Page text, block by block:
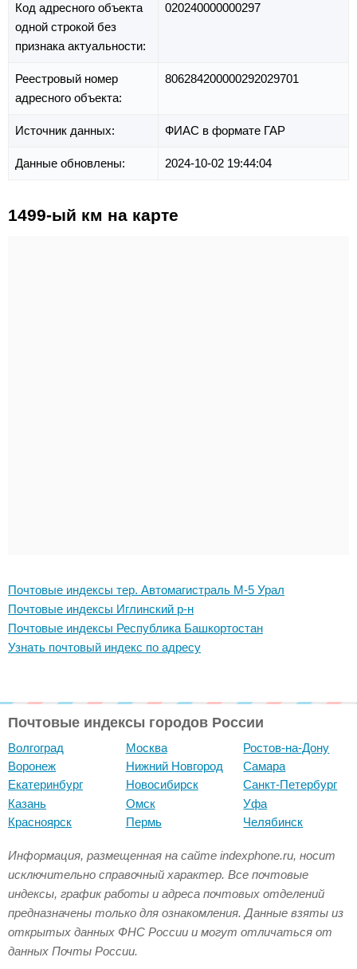
Код адресного объекта
одной строкой без
признака актуальности:
020240000000297
Реестровый номер
адресного объекта:
806284200000292029701
Источник данных: ФИАС в формате ГАР
Данные обновлены: 2024-10-02 19:44:04
1499-ый км на карте
Почтовые индексы тер. Автомагистраль М-5 Урал
Почтовые индексы Иглинский р-н
Почтовые индексы Республика Башкортостан
Узнать почтовый индекс по адресу
Почтовые индексы городов России
Волгоград
Воронеж
Екатеринбург
Казань
Красноярск
Москва
Нижний Новгород
Новосибирск
Омск
Пермь
Ростов-на-Дону
Самара
Санкт-Петербург
Уфа
Челябинск
Информация, размещенная на сайте indexphone.ru, носит
исключительно справочный характер. Все почтовые
индексы, график работы и адреса почтовых отделений
предназначены только для ознакомления. Данные взяты из
открытых данных ФНС России и могут отличаться от
данных Почты России.